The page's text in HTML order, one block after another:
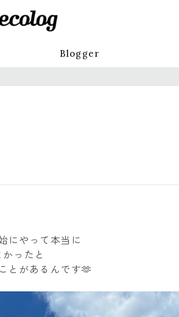
Blogger
にやって本当に
かったと
とがあるんです🫶